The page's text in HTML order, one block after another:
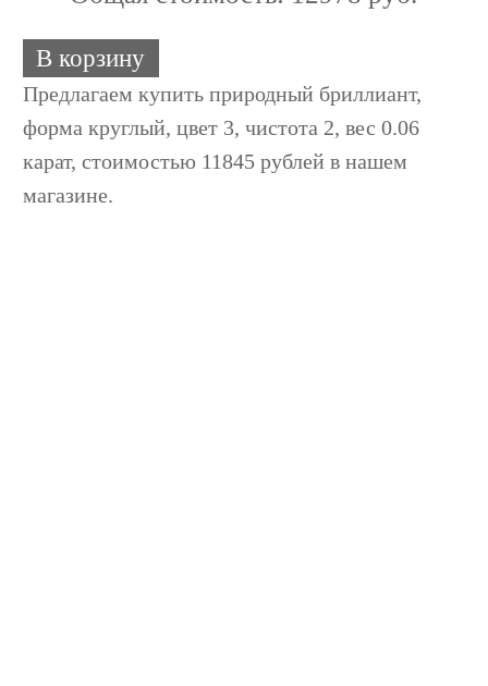
В корзину
Предлагаем купить природный бриллиант,
форма круглый, цвет 3, чистота 2, вес 0.06
карат, стоимостью 11845 рублей в нашем
магазине.